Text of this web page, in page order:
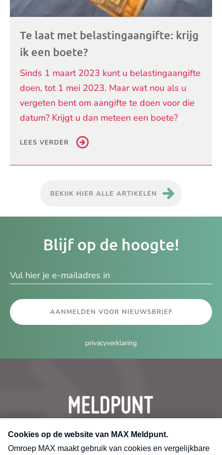
Te laat met belastingaangifte: krijg
ik een boete?
Sinds 1 maart 2023 kunt u belastingaangifte
doen, tot 1 mei 2023. Maar wat nou als u
vergeten bent om aangifte te doen voor die
datum? Krijgt u dan meteen een boete?
LEES VERDER
BEKIJK HIER ALLE ARTIKELEN
Blijf op de hoogte!
AANMELDEN VOOR NIEUWSBRIEF
privacyverklaring
CONTACT